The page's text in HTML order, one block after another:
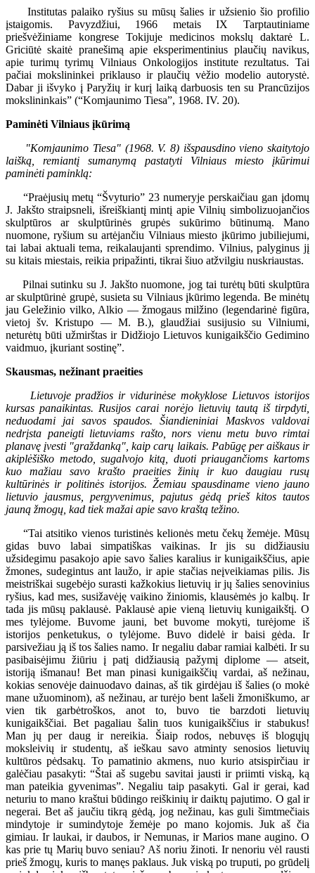
Institutas palaiko ryšius su mūsų šalies ir užsienio šio profilio
įstaigomis. Pavyzdžiui, 1966 metais IX Tarptautiniame
priešvėžiniame kongrese Tokijuje medicinos mokslų daktarė L.
Griciūtė skaitė pranešimą apie eksperimentinius plaučių navikus,
apie turimų tyrimų Vilniaus Onkologijos institute rezultatus. Tai
pačiai mokslininkei priklauso ir plaučių vėžio modelio autorystė.
Dabar ji išvyko į Paryžių ir kurį laiką darbuosis ten su Prancūzijos
mokslininkais” (“Komjaunimo Tiesa”, 1968. IV. 20).
Paminėti Vilniaus įkūrimą
"Komjaunimo Tiesa" (1968. V. 8) išspausdino vieno skaitytojo
laišką, remiantį sumanymą pastatyti Vilniaus miesto įkūrimui
paminėti paminklą:
“Praėjusių metų “Švyturio” 23 numeryje perskaičiau gan įdomų
J. Jakšto straipsneli, išreiškiantį mintį apie Vilnių simbolizuojančios
skulptūros ar skulptūrinės grupės sukūrimo būtinumą. Mano
nuomone, ryšium su artėjančiu Vilniaus miesto įkūrimo jubiliejumi,
tai labai aktuali tema, reikalaujanti sprendimo. Vilnius, palyginus jį
su kitais miestais, reikia pripažinti, tikrai šiuo atžvilgiu nuskriaustas.
Pilnai sutinku su J. Jakšto nuomone, jog tai turėtų būti skulptūra
ar skulptūrinė grupė, susieta su Vilniaus įkūrimo legenda. Be minėtų
jau Geležinio vilko, Alkio — žmogaus milžino (legendarinė figūra,
vietoj šv. Kristupo — M. B.), glaudžiai susijusio su Vilniumi,
neturėtų būti užmirštas ir Didžiojo Lietuvos kunigaikščio Gedimino
vaidmuo, įkuriant sostinę”.
Skausmas, nežinant praeities
Lietuvoje pradžios ir vidurinėse mokyklose Lietuvos istorijos
kursas panaikintas. Rusijos carai norėjo lietuvių tautą iš tirpdyti,
neduodami jai savos spaudos. Šiandieniniai Maskvos valdovai
nedrįsta paneigti lietuviams rašto, nors vienu metu buvo rimtai
planavę įvesti "graždanką", kaip carų laikais. Pabūgę per aiškaus ir
akiplėšiško metodo, sugalvojo kitą, duoti priaugančioms kartoms
kuo mažiau savo krašto praeities žinių ir kuo daugiau rusų
kultūrinės ir politinės istorijos. Žemiau spausdiname vieno jauno
lietuvio jausmus, pergyvenimus, pajutus gėdą prieš kitos tautos
jauną žmogų, kad tiek mažai apie savo kraštą težino.
“Tai atsitiko vienos turistinės kelionės metu čekų žemėje. Mūsų
gidas buvo labai simpatiškas vaikinas. Ir jis su didžiausiu
užsidegimu pasakojo apie savo šalies karalius ir kunigaikščius, apie
žmones, sudegintus ant laužo, ir apie stačias neįveikiamas pilis. Jis
meistriškai sugebėjo surasti kažkokius lietuvių ir jų šalies senovinius
ryšius, kad mes, susižavėję vaikino žiniomis, klausėmės jo kalbų. Ir
tada jis mūsų paklausė. Paklausė apie vieną lietuvių kunigaikštį. O
mes tylėjome. Buvome jauni, bet buvome mokyti, turėjome iš
istorijos penketukus, o tylėjome. Buvo didelė ir baisi gėda. Ir
parsivežiau ją iš tos šalies namo. Ir negaliu dabar ramiai kalbėti. Ir su
pasibaisėjimu žiūriu į patį didžiausią pažymį diplome — atseit,
istoriją išmanau! Bet man pinasi kunigaikščių vardai, aš nežinau,
kokias senovėje dainuodavo dainas, aš tik girdėjau iš šalies (o mokė
mane užuominom), aš nežinau, ar turėjo bent lašeli žmoniškumo, ar
vien tik garbėtroškos, anot to, buvo tie barzdoti lietuvių
kunigaikščiai. Bet pagaliau šalin tuos kunigaikščius ir stabukus!
Man jų per daug ir nereikia. Šiaip rodos, nebuvęs iš blogųjų
moksleivių ir studentų, aš ieškau savo atminty senosios lietuvių
kultūros pėdsakų. To pamatinio akmens, nuo kurio atsispirčiau ir
galėčiau pasakyti: “Štai aš sugebu savitai jausti ir priimti viską, ką
man pateikia gyvenimas”. Negaliu taip pasakyti. Gal ir gerai, kad
neturiu to mano kraštui būdingo reiškinių ir daiktų pajutimo. O gal ir
negerai. Bet aš jaučiu tikrą gėdą, jog nežinau, kas guli šimtmečiais
mindytoje ir sumindytoje žemėje po mano kojomis. Juk aš čia
gimiau. Ir laukai, ir daubos, ir Nemunas, ir Marios mane augino. O
kas prie tų Marių buvo seniau? Aš noriu žinoti. Ir nenoriu vėl rausti
prieš žmogų, kuris to manęs paklaus. Juk viską po truputi, po grūdelį